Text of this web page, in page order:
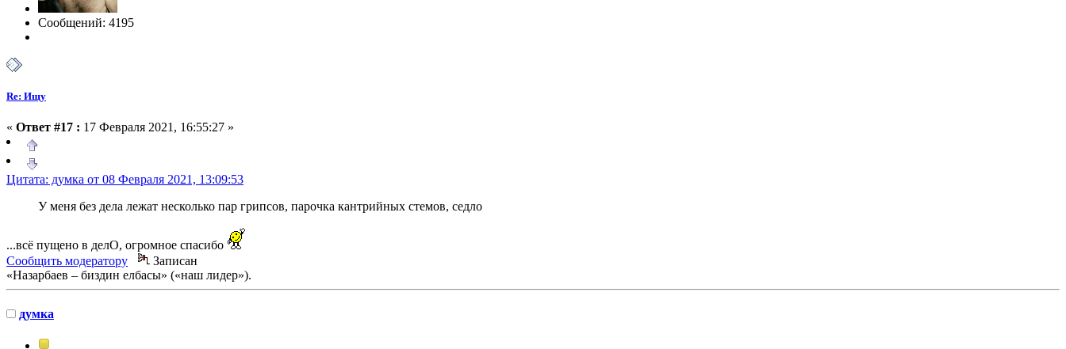
Сообщений: 4195
Re: Ищу
« Ответ #17 : 17 Февраля 2021, 16:55:27 »
Цитата: думка от 08 Февраля 2021, 13:09:53
У меня без дела лежат несколько пар грипсов, парочка кантрийных стемов, седло
...всё пущено в делО, огромное спасибо
Сообщить модератору
Записан
«Назарбаев – биздин елбасы» («наш лидер»).
думка